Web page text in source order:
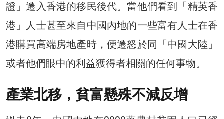
證」遷入香港的移民後代。當他們看到「精英香
港」人士甚至來自中國內地的一些富有人士在香
港購買高端房地產時，便遷怒於同「中國大陸」
或者他們眼中的利益獲得者相關的任何事物。
產業北移，貧富懸殊不減反增